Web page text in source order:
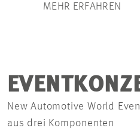
MEHR ERFAHREN
New Automotive World
aus drei Komponenten